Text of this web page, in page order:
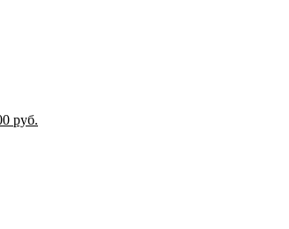
руб.